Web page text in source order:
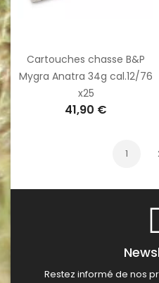
Cartouches chasse B&P
Mygra Anatra 34g cal.12/76
x25
41,90 €
1
Restez informé de nos